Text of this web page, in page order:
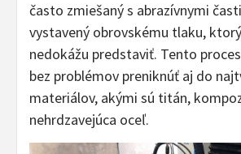
často zmiešaný s abrazívnymi
vystavený obrovskému tlaku,
nedokážu predstaviť. Tento
bez problémov preniknúť aj do
materiálov, akými sú titán,
nehrdzavejúca oceľ.